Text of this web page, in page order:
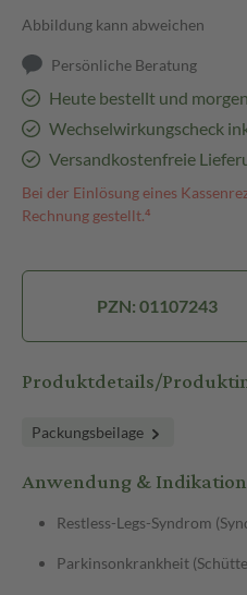
Abbildung kann abweichen
Persönliche Beratung
Heute bestellt und
Wechselwirkungscheck
Versandkostenfreie
Bei der Einlösung eines
Rechnung gestellt.⁴
PZN: 01107243
Produktdetails/
Packungsbeilage
Anwendung & Indikation
Restless-Legs-Syndrom
Parkinsonkrankheit